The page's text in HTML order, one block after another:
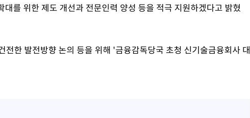
를 위한 제도 개선과 전문인력 양성 등을 적극 지원하겠다고 밝혔
전한 발전방향 논의 등을 위해 '금융감독당국 초청 신기술금융회사 대